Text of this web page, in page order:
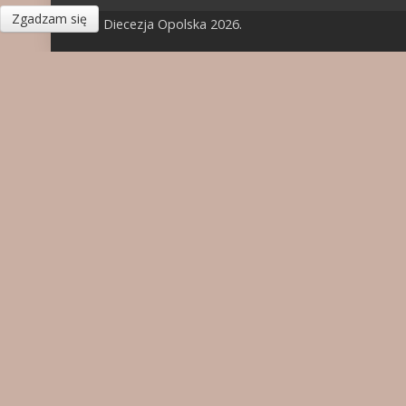
© Diecezja Opolska 2026.
Zgadzam się